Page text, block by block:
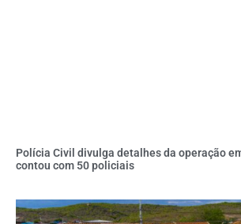
Polícia Civil divulga detalhes da operação
contou com 50 policiais